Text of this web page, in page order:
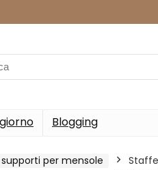
Blogging
per mensole